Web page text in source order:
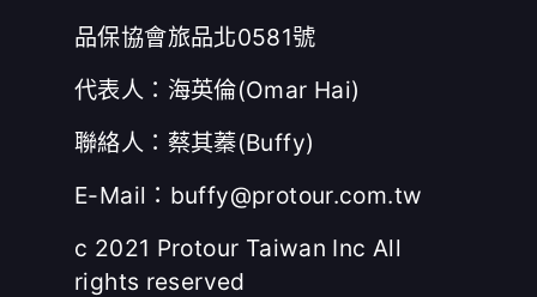
品保協會旅品北0581號
代表人：海英倫(Omar Hai)
聯絡人：蔡其蓁(Buffy)
E-Mail：buffy@protour.com.tw
c 2021 Protour Taiwan Inc All
rights reserved